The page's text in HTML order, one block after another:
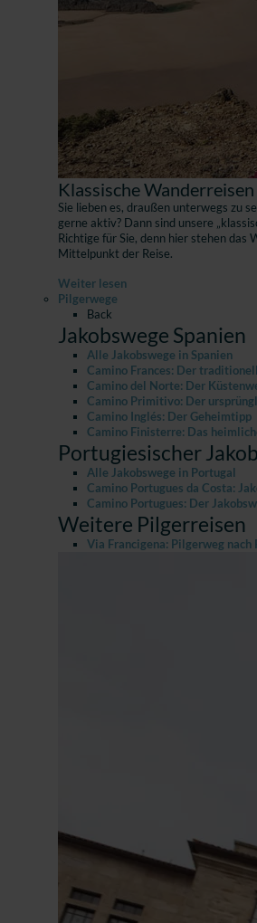
Klassische Wanderreisen
Sie lieben es, draußen unterwegs zu
gerne aktiv? Dann sind unsere
Richtige für Sie, denn hier stehen das
Mittelpunkt der Reise.
Weiter lesen
Pilgerwege
Back
Jakobswege Spanien
Alle Jakobswege in Spanien
Camino Frances: Der
Camino del Norte: Der
Camino Primitivo: Der
Camino Inglés: Der Geheimtipp
Camino Finisterre: Das
Portugiesischer
Alle Jakobswege in Portugal
Camino Portugues da Costa:
Camino Portugues: Der
Weitere Pilgerreisen
Via Francigena: Pilgerweg nach